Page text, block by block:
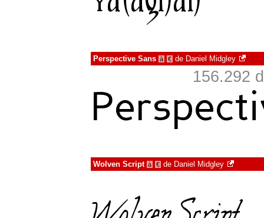
Perspective Sans à € de Daniel Midgley
156.292
Wolven Script à € de Daniel Midgley